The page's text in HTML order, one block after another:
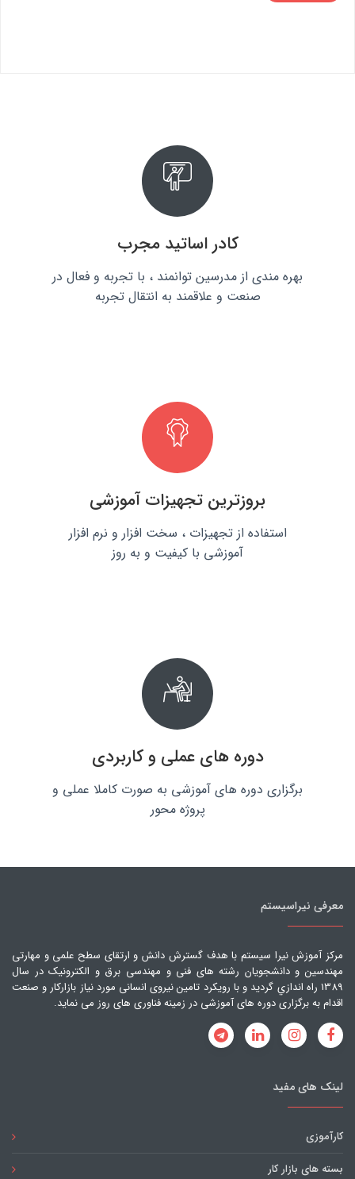
کادر اساتید مجرب
بهره مندی از مدرسین توانمند ، با تجربه و فعال در
صنعت و علاقمند به انتقال تجربه
بروزترین تجهیزات آموزشی
استفاده از تجهیزات ، سخت افزار و نرم افزار
آموزشی با کیفیت و به روز
دوره های عملی و کاربردی
برگزاری دوره های آموزشی به صورت کاملا عملی و
پروژه محور
معرفی نیراسیستم
مرکز آموزش نیرا سیستم با هدف گسترش دانش و ارتقای سطح علمی و مهارتی
مهندسین و دانشجویان رشته های فنی و مهندسی برق و الکترونیک در سال
1389 راه اندازي گرديد و با رویکرد تامین نیروی انسانی مورد نیاز بازارکار و صنعت
اقدام به برگزاری دوره های آموزشی در زمینه فناوری های روز می نماید.
لینک های مفید
کارآموزی
بسته های بازار کار